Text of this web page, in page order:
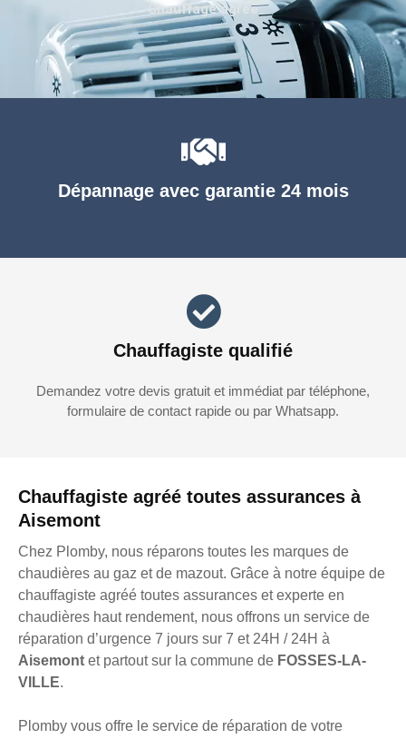
Chauffagiste agréé toutes assurances à
Aisemont
Chez Plomby, nous réparons toutes les marques de
chaudières au gaz et de mazout. Grâce à notre équipe de
chauffagiste agréé toutes assurances et experte en
chaudières haut rendement, nous offrons un service de
réparation d’urgence 7 jours sur 7 et 24H / 24H à
Aisemont et partout sur la commune de FOSSES-LA-
VILLE.
Plomby vous offre le service de réparation de votre
Dépannage avec garantie 24 mois
Chauffagiste qualifié
Demandez votre devis gratuit et immédiat par téléphone,
formulaire de contact rapide ou par Whatsapp.
Chauffage agréé